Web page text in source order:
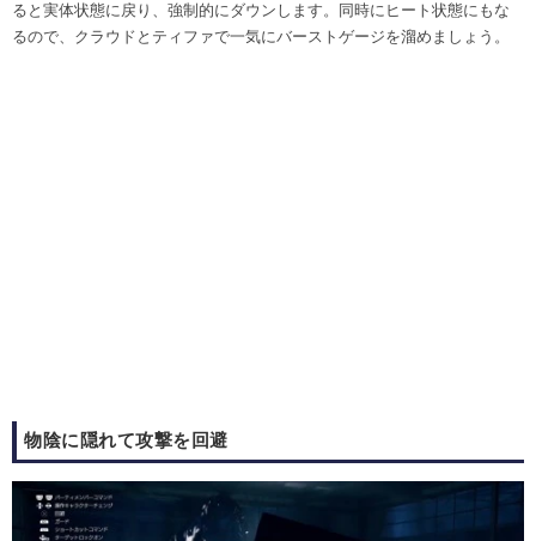
ると実体状態に戻り、強制的にダウンします。同時にヒート状態にもな
るので、クラウドとティファで一気にバーストゲージを溜めましょう。
物陰に隠れて攻撃を回避